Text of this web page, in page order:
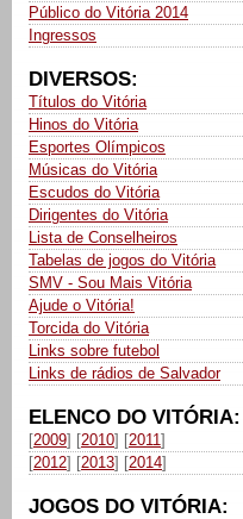
Público do Vitória 2014
Ingressos
DIVERSOS:
Títulos do Vitória
Hinos do Vitória
Esportes Olímpicos
Músicas do Vitória
Escudos do Vitória
Dirigentes do Vitória
Lista de Conselheiros
Tabelas de jogos do Vitória
SMV - Sou Mais Vitória
Ajude o Vitória!
Torcida do Vitória
Links sobre futebol
Links de rádios de Salvador
ELENCO DO VITÓRIA:
[2009] [2010] [2011]
[2012] [2013] [2014]
JOGOS DO VITÓRIA: